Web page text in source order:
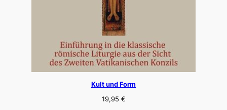
Kult und Form
19,95 €